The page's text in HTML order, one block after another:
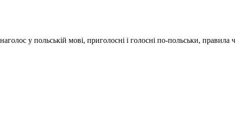
у польській мові, приголосні і голосні по-польськи,